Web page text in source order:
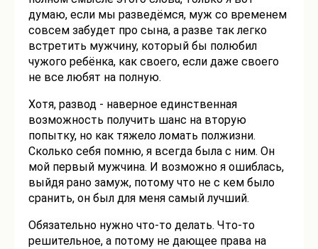
думаю, если мы разведёмся, муж со временем
совсем забудет про сына, а разве так легко
встретить мужчину, который бы полюбил
чужого ребёнка, как своего, если даже своего
не все любят на полную.
Хотя, развод - наверное единственная
возможность получить шанс на вторую
попытку, но как тяжело ломать полжизни.
Сколько себя помню, я всегда была с ним. Он
мой первый мужчина. И возможно я ошиблась,
выйдя рано замуж, потому что не с кем было
сранить, он был для меня самый лучший.
Обязательно нужно что-то делать. Что-то
решительное, а потому не дающее права на